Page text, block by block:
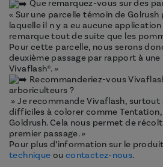
Que remarquez-vous sur des
« Sur une parcelle témoin de Golrush
laquelle il n y a eu aucune
remarque tout de suite que les
Pour cette parcelle, nous serons
deuxième passage par rapport à
Vivaflash®. »
Recommanderiez-vous
arboriculteurs ?
» Je recommande Vivaflash, surtout
difficiles à colorer comme
Goldrush. Cela nous permet de
premier passage. »
Pour plus d’information sur le
technique ou contactez-nous.